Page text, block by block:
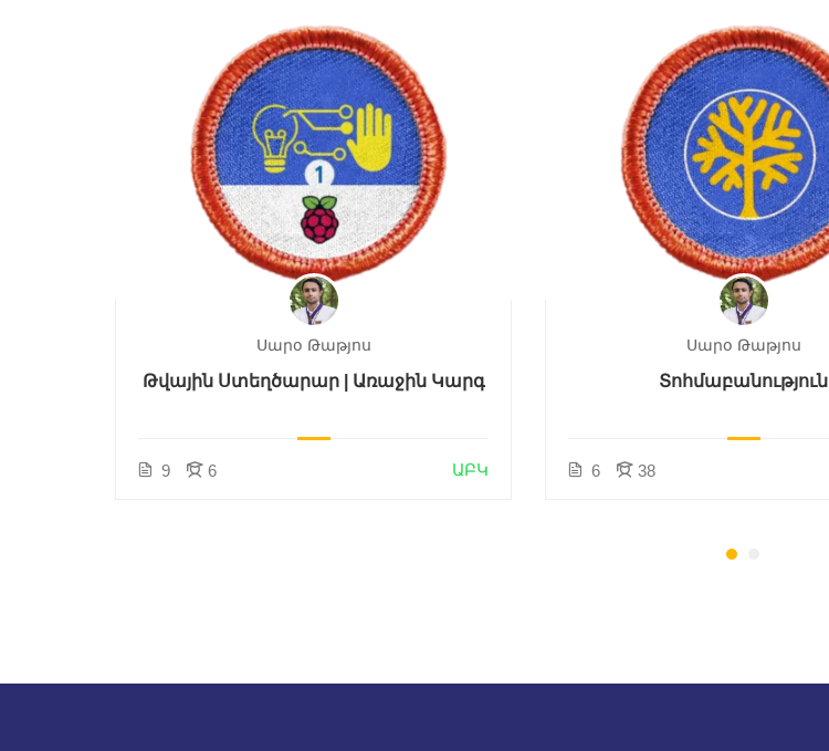
Սարօ Թաթյոս
Թվային Ստեղծարար | Առաջին Կարգ
9 6 ԱԲԿ
Սարօ Թաթյոս
Տոհմաբանություն
6 38